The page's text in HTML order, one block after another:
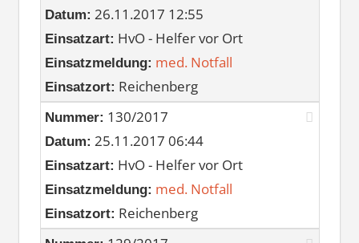
Datum: 26.11.2017 12:55
Einsatzart: HvO - Helfer vor Ort
Einsatzmeldung: med. Notfall
Einsatzort: Reichenberg
Nummer: 130/2017
Datum: 25.11.2017 06:44
Einsatzart: HvO - Helfer vor Ort
Einsatzmeldung: med. Notfall
Einsatzort: Reichenberg